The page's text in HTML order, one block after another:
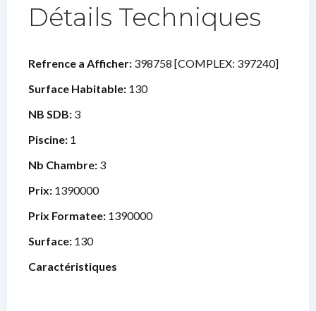
Détails Techniques
Refrence a Afficher: 398758 [COMPLEX: 397240]
Surface Habitable: 130
NB SDB: 3
Piscine: 1
Nb Chambre: 3
Prix: 1390000
Prix Formatee: 1390000
Surface: 130
Caractéristiques